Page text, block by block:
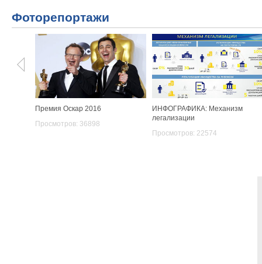
Фоторепортажи
Премия Оскар 2016
Просмотров: 36898
ИНФОГРАФИКА: Механизм
легализации
Просмотров: 22574